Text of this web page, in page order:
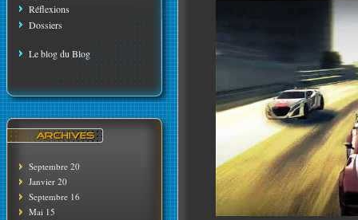
Réflexions
Dossiers
Le blog du Blog
Septembre 20
Janvier 20
Septembre 16
Mai 15